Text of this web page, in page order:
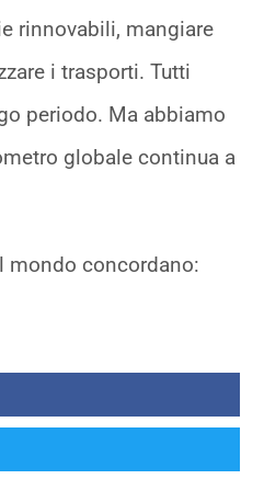
rinnovabili, mangiare
i trasporti. Tutti
periodo. Ma abbiamo
globale continua a
mondo concordano: